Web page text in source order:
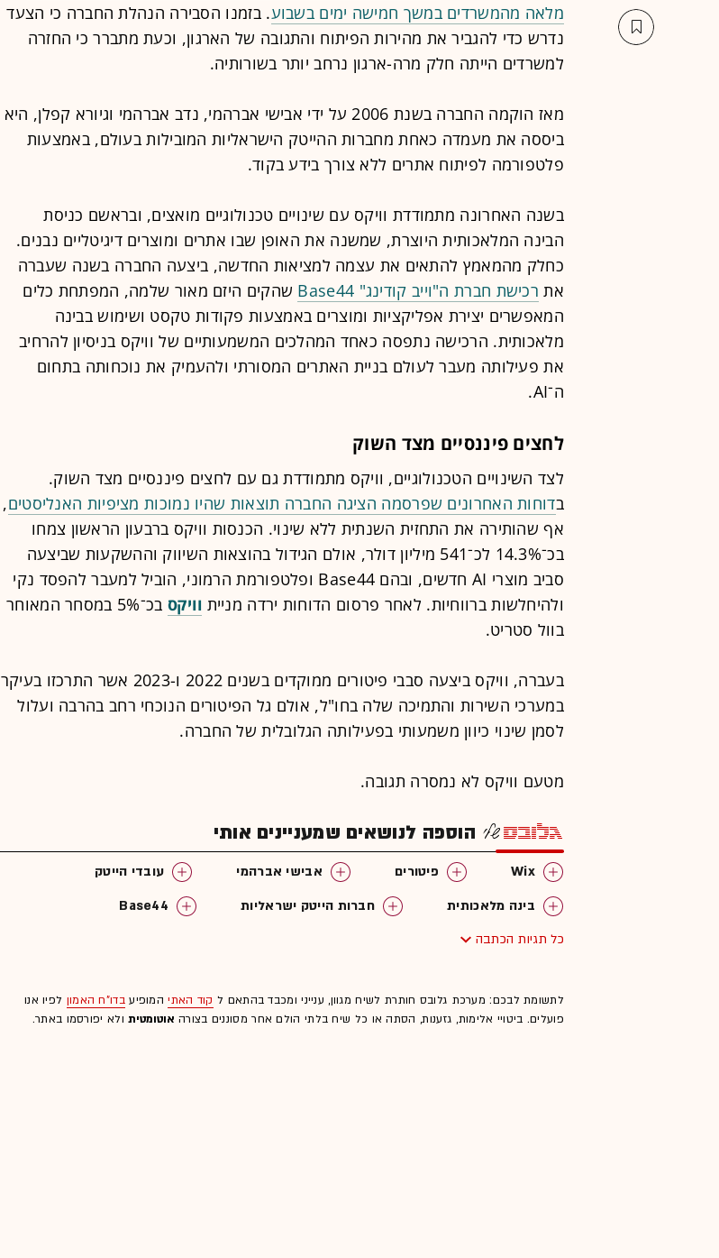
מלאה מהמשרדים במשך חמישה ימים בשבוע. בזמנו הסבירה הנהלת החברה כי הצעד
נדרש כדי להגביר את מהירות הפיתוח והתגובה של הארגון, וכעת מתברר כי החזרה
למשרדים הייתה חלק מרה-ארגון נרחב יותר בשורותיה.
מאז הוקמה החברה בשנת 2006 על ידי אבישי אברהמי, נדב אברהמי וגיורא קפלן, היא
ביססה את מעמדה כאחת מחברות ההייטק הישראליות המובילות בעולם, באמצעות
פלטפורמה לפיתוח אתרים ללא צורך בידע בקוד.
בשנה האחרונה מתמודדת וויקס עם שינויים טכנולוגיים מואצים, ובראשם כניסת
הבינה המלאכותית היוצרת, שמשנה את האופן שבו אתרים ומוצרים דיגיטליים נבנים.
כחלק מהמאמץ להתאים את עצמה למציאות החדשה, ביצעה החברה בשנה שעברה
את רכישת חברת ה"וייב קודינג" Base44
שהקים היזם מאור שלמה, המפתחת כלים
המאפשרים יצירת אפליקציות ומוצרים באמצעות פקודות טקסט ושימוש בבינה
מלאכותית. הרכישה נתפסה כאחד המהלכים המשמעותיים של וויקס בניסיון להרחיב
את פעילותה מעבר לעולם בניית האתרים המסורתי ולהעמיק את נוכחותה בתחום
ה־AI.
לחצים פיננסיים מצד השוק
לצד השינויים הטכנולוגיים, וויקס מתמודדת גם עם לחצים פיננסיים מצד השוק.
בדוחות האחרונים שפרסמה הציגה החברה תוצאות שהיו נמוכות מציפיות האנליסטים,
אף שהותירה את התחזית השנתית ללא שינוי. הכנסות וויקס ברבעון הראשון צמחו
בכ־14.3% לכ־541 מיליון דולר, אולם הגידול בהוצאות השיווק וההשקעות שביצעה
סביב מוצרי AI חדשים, ובהם Base44 ופלטפורמת הרמוני, הוביל למעבר להפסד נקי
ולהיחלשות ברווחיות. לאחר פרסום הדוחות ירדה מניית וויקס
בכ־5% במסחר המאוחר
בוול סטריט.
בעברה, וויקס ביצעה סבבי פיטורים ממוקדים בשנים 2022 ו-2023 אשר התרכזו בעיקר
במערכי השירות והתמיכה שלה בחו"ל, אולם גל הפיטורים הנוכחי רחב בהרבה ועלול
לסמן שינוי כיוון משמעותי בפעילותה הגלובלית של החברה.
מטעם וויקס לא נמסרה תגובה.
הוספה לנושאים שמעניינים אותי
Wix פיטורים אבישי אברהמי
עובדי הייטק
בינה מלאכותית
חברות הייטק ישראליות
Base44
המומלצות
כל תגיות הכתבה
לתשומת לבכם: מערכת גלובס חותרת לשיח מגוון, ענייני ומכבד בהתאם ל קוד האתיהמופיעבדו"ח האמון לפיו אנו
פועלים. ביטויי אלימות, גזענות, הסתה או כל שיח בלתי הולם אחר מסוננים בצורה אוטומטיתולא יפורסמו באתר.